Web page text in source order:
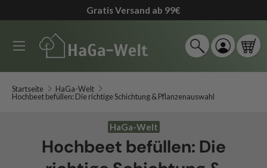
Zum Inhalt springen
Zum Menü springen
Fußzeile springen
Barrierefreiheits-Widget öffnen
Direkt zum Inhalt
90 Tage Rückgaberecht
Suchen
SucheEinloggen
Menü
Startseite
HaGa-Welt
Hochbeet befüllen: Die richtige Schichtung & Pflanzenauswahl
HaGa-Welt
Hochbeet befüllen: Die